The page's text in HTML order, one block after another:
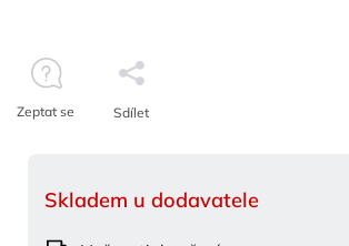
Skladem u dodavatele
Zeptat se Sdílet